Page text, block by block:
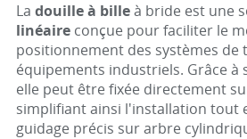
La douille à billeà bride est une
linéaireconçue pour faciliter le
positionnement des systèmes de
équipements industriels. Grâce à
elle peut être fixée directement
simplifiant ainsi l'installation tout
guidage précis sur arbre